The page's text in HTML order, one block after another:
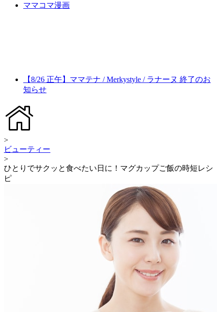
ママコマ漫画
【8/26 正午】ママテナ / Merkystyle / ラナーヌ 終了のお
知らせ
>
ビューティー
>
ひとりでサクッと食べたい日に！マグカップご飯の時短レシ
ピ